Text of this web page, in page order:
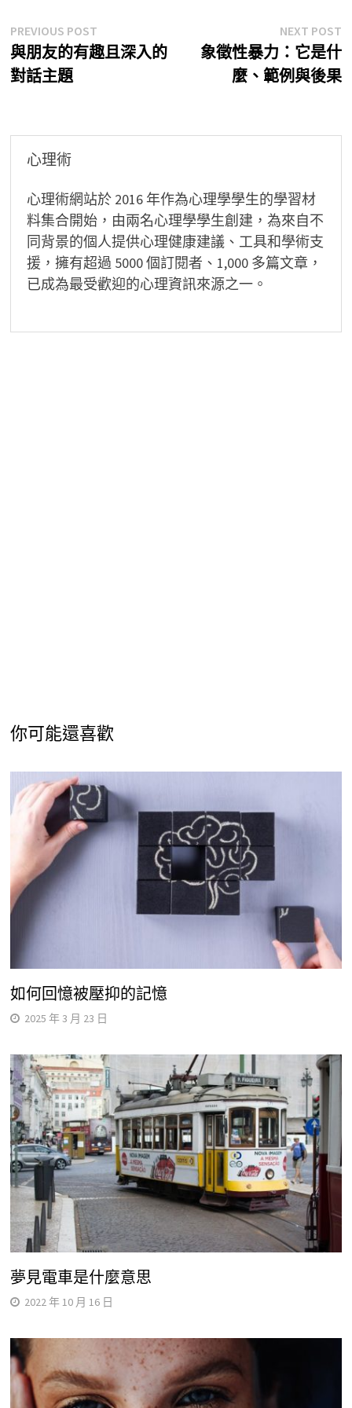
文
章
導
PREVIOUS POSTPrevious
post:
與朋友的有趣且深入的
對話主題
NEXT POST
象徵性暴力：它是什
麼、範例與後果
心理術
心理術網站於 2016 年作為心理學學生的學習材
料集合開始，由兩名心理學學生創建，為來自不
同背景的個人提供心理健康建議、工具和學術支
援，擁有超過 5000 個訂閱者、1,000 多篇文章，
已成為最受歡迎的心理資訊來源之一。
你可能還喜歡
如何回憶被壓抑的記憶
2025 年 3 月 23 日
夢見電車是什麼意思
2022 年 10 月 16 日